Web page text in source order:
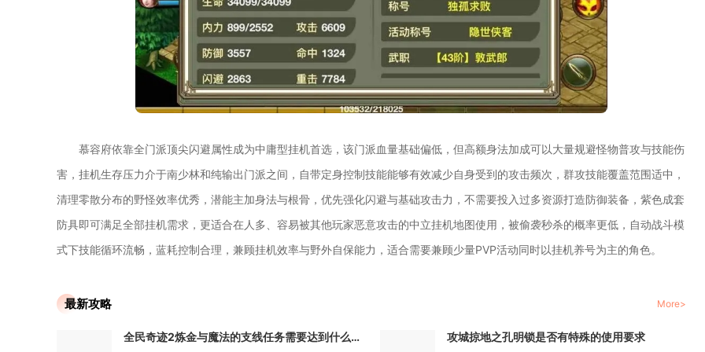
慕容府依靠全门派顶尖闪避属性成为中庸型挂机首选，该门派血量基础偏低，但高额身法加成可以大量规避怪物普攻与技能伤
害，挂机生存压力介于南少林和纯输出门派之间，自带定身控制技能能够有效减少自身受到的攻击频次，群攻技能覆盖范围适中，
清理零散分布的野怪效率优秀，潜能主加身法与根骨，优先强化闪避与基础攻击力，不需要投入过多资源打造防御装备，紫色成套
防具即可满足全部挂机需求，更适合在人多、容易被其他玩家恶意攻击的中立挂机地图使用，被偷袭秒杀的概率更低，自动战斗模
式下技能循环流畅，蓝耗控制合理，兼顾挂机效率与野外自保能力，适合需要兼顾少量PVP活动同时以挂机养号为主的角色。
最新攻略 More>
全民奇迹2炼金与魔法的支线任务需要达到什么样的条件 攻城掠地之孔明锁是否有特殊的使用要求